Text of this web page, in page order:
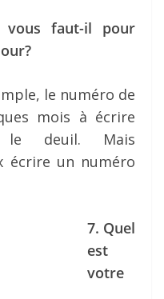
vous faut-il pour
le numéro de
mois à écrire
le deuil. Mais
écrire un numéro
7. Quel
est
votre